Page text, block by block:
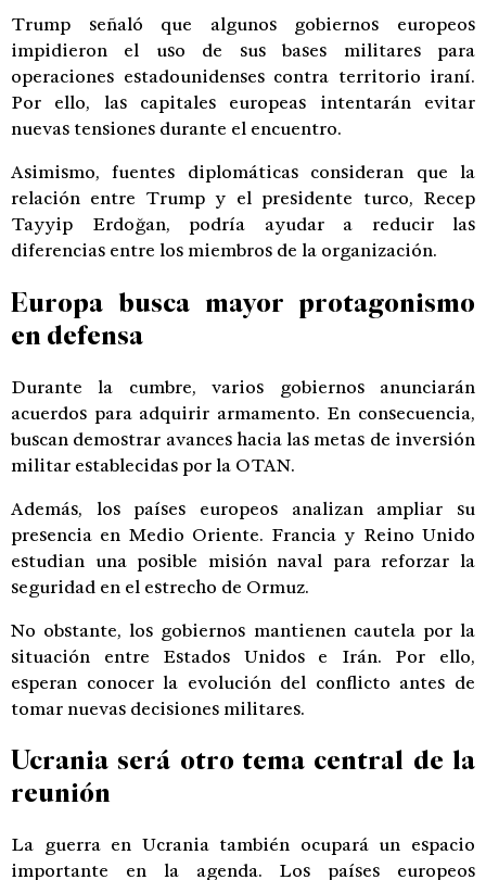
Trump señaló que algunos gobiernos europeos
impidieron el uso de sus bases militares para
operaciones estadounidenses contra territorio iraní.
Por ello, las capitales europeas intentarán evitar
nuevas tensiones durante el encuentro.
Asimismo, fuentes diplomáticas consideran que la
relación entre Trump y el presidente turco, Recep
Tayyip Erdoğan, podría ayudar a reducir las
diferencias entre los miembros de la organización.
Europa busca mayor protagonismo
en defensa
Durante la cumbre, varios gobiernos anunciarán
acuerdos para adquirir armamento. En consecuencia,
buscan demostrar avances hacia las metas de inversión
militar establecidas por la OTAN.
Además, los países europeos analizan ampliar su
presencia en Medio Oriente. Francia y Reino Unido
estudian una posible misión naval para reforzar la
seguridad en el estrecho de Ormuz.
No obstante, los gobiernos mantienen cautela por la
situación entre Estados Unidos e Irán. Por ello,
esperan conocer la evolución del conflicto antes de
tomar nuevas decisiones militares.
Ucrania será otro tema central de la
reunión
La guerra en Ucrania también ocupará un espacio
importante en la agenda. Los países europeos